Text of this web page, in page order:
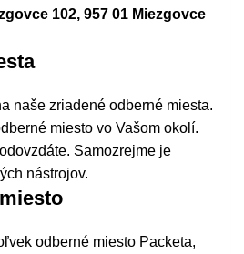
102, 957 01 Miezgovce
naše zriadené odberné miesta.
miesto vo Vašom okolí.
Samozrejme je
nástrojov.
odberné miesto Packeta,